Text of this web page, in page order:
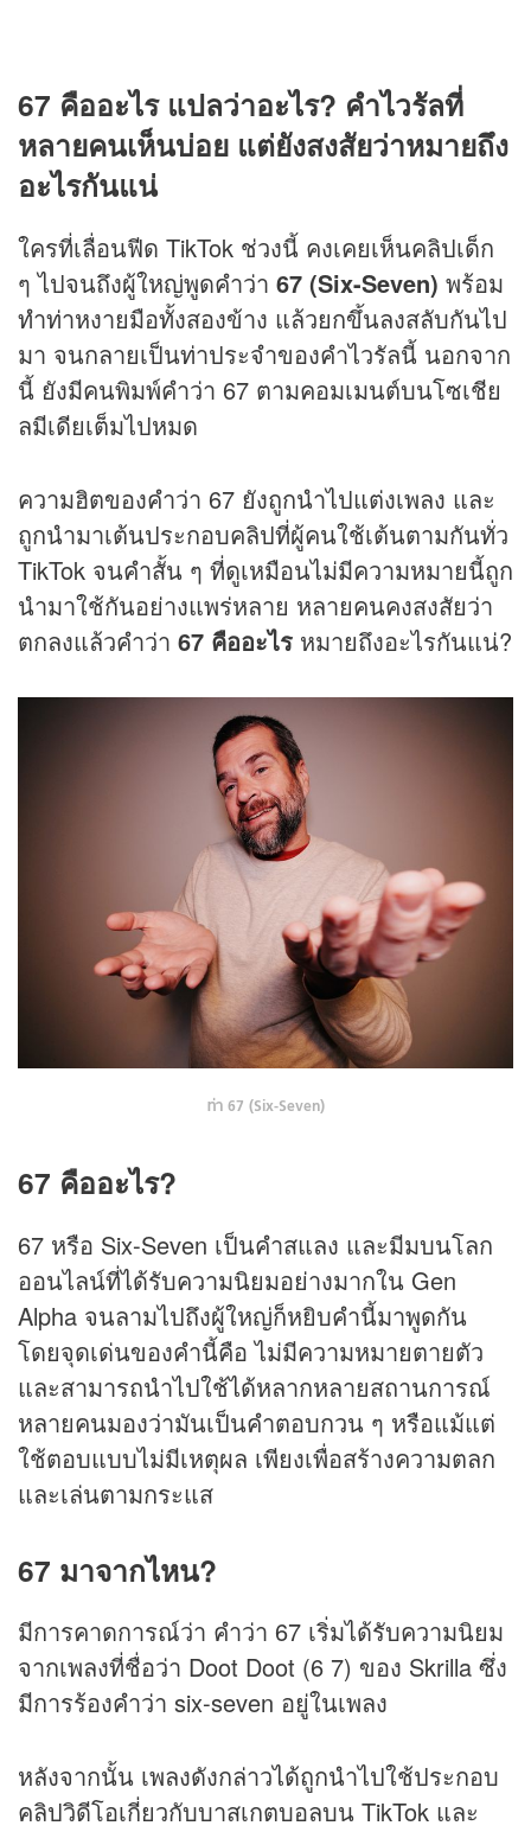
67 คืออะไร แปลว่าอะไร? คำไวรัลที่
หลายคนเห็นบ่อย แต่ยังสงสัยว่าหมายถึง
อะไรกันแน่
ใครที่เลื่อนฟีด TikTok ช่วงนี้ คงเคยเห็นคลิปเด็ก
ๆ ไปจนถึงผู้ใหญ่พูดคำว่า 67 (Six-Seven) พร้อม
ทำท่าหงายมือทั้งสองข้าง แล้วยกขึ้นลงสลับกันไป
มา จนกลายเป็นท่าประจำของคำไวรัลนี้ นอกจาก
นี้ ยังมีคนพิมพ์คำว่า 67 ตามคอมเมนต์บนโซเชีย
ลมีเดียเต็มไปหมด
ความฮิตของคำว่า 67 ยังถูกนำไปแต่งเพลง และ
ถูกนำมาเต้นประกอบคลิปที่ผู้คนใช้เต้นตามกันทั่ว
TikTok จนคำสั้น ๆ ที่ดูเหมือนไม่มีความหมายนี้ถูก
นำมาใช้กันอย่างแพร่หลาย หลายคนคงสงสัยว่า
ตกลงแล้วคำว่า 67 คืออะไร หมายถึงอะไรกันแน่?
ท่า 67 (Six-Seven)
67 คืออะไร?
67 หรือ Six-Seven เป็นคำสแลง และมีมบนโลก
ออนไลน์ที่ได้รับความนิยมอย่างมากใน Gen
Alpha จนลามไปถึงผู้ใหญ่ก็หยิบคำนี้มาพูดกัน
โดยจุดเด่นของคำนี้คือ ไม่มีความหมายตายตัว
และสามารถนำไปใช้ได้หลากหลายสถานการณ์
หลายคนมองว่ามันเป็นคำตอบกวน ๆ หรือแม้แต่
ใช้ตอบแบบไม่มีเหตุผล เพียงเพื่อสร้างความตลก
และเล่นตามกระแส
67 มาจากไหน?
มีการคาดการณ์ว่า คำว่า 67 เริ่มได้รับความนิยม
จากเพลงที่ชื่อว่า Doot Doot (6 7) ของ Skrilla ซึ่ง
มีการร้องคำว่า six-seven อยู่ในเพลง
หลังจากนั้น เพลงดังกล่าวได้ถูกนำไปใช้ประกอบ
คลิปวิดีโอเกี่ยวกับบาสเกตบอลบน TikTok และ